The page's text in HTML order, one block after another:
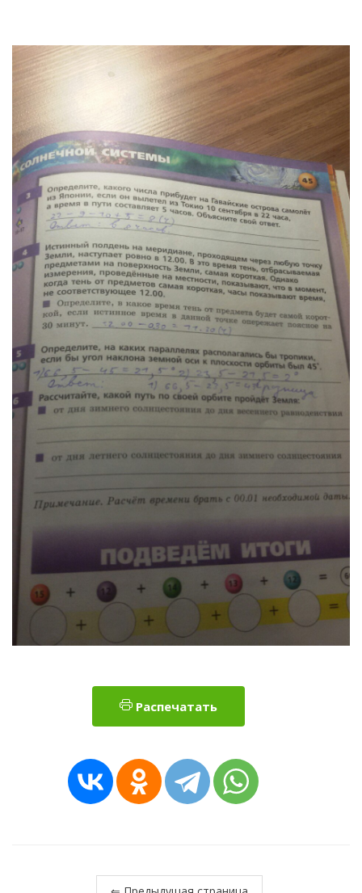
Распечатать